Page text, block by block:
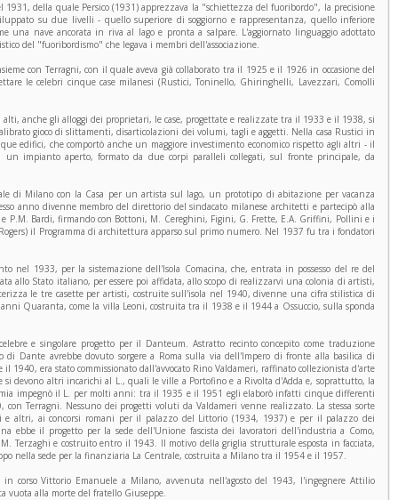
della quale Persico (1931) apprezzava la "schiettezza del fuoribordo", la precisione
su due livelli - quello superiore di soggiorno e rappresentanza, quello inferiore
una nave ancorata in riva al lago e pronta a salpare. L'aggiornato linguaggio adottato
del "fuoribordismo" che legava i membri dell'associazione.
con Terragni, con il quale aveva già collaborato tra il 1925 e il 1926 in occasione del
le celebri cinque case milanesi (Rustici, Toninello, Ghiringhelli, Lavezzari, Comolli
anche gli alloggi dei proprietari, le case, progettate e realizzate tra il 1933 e il 1938, si
gioco di slittamenti, disarticolazioni dei volumi, tagli e aggetti. Nella casa Rustici in
edifici, che comportò anche un maggiore investimento economico rispetto agli altri - il
impianto aperto, formato da due corpi paralleli collegati, sul fronte principale, da
di Milano con la Casa per un artista sul lago, un prototipo di abitazione per vacanza
anno divenne membro del direttorio del sindacato milanese architetti e partecipò alla
P.M. Bardi, firmando con Bottoni, M. Cereghini, Figini, G. Frette, E.A. Griffini, Pollini e i
il Programma di architettura apparso sul primo numero. Nel 1937 fu tra i fondatori
nel 1933, per la sistemazione dell'Isola Comacina, che, entrata in possesso del re del
allo Stato italiano, per essere poi affidata, allo scopo di realizzarvi una colonia di artisti,
le tre casette per artisti, costruite sull'isola nel 1940, divenne una cifra stilistica di
Quaranta, come la villa Leoni, costruita tra il 1938 e il 1944 a Ossuccio, sulla sponda
e singolare progetto per il Danteum. Astratto recinto concepito come traduzione
Dante avrebbe dovuto sorgere a Roma sulla via dell'Impero di fronte alla basilica di
1940, era stato commissionato dall'avvocato Rino Valdameri, raffinato collezionista d'arte
devono altri incarichi al L., quali le ville a Portofino e a Rivolta d'Adda e, soprattutto, la
impegnò il L. per molti anni: tra il 1935 e il 1951 egli elaborò infatti cinque differenti
Terragni. Nessuno dei progetti voluti da Valdameri venne realizzato. La stessa sorte
e altri, ai concorsi romani per il palazzo del Littorio (1934, 1937) e per il palazzo dei
ebbe il progetto per la sede dell'Unione fascista dei lavoratori dell'industria a Como,
Terzaghi e costruito entro il 1943. Il motivo della griglia strutturale esposta in facciata,
nella sede per la finanziaria La Centrale, costruita a Milano tra il 1954 e il 1957.
corso Vittorio Emanuele a Milano, avvenuta nell'agosto del 1943, l'ingegnere Attilio
vuota alla morte del fratello Giuseppe.